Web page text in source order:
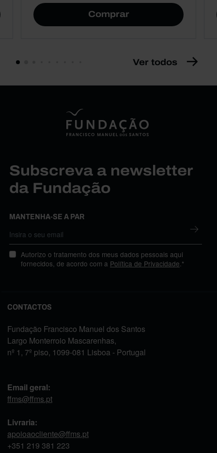
Comprar
Ver todos
Subscreva a newsletter
da Fundação
MANTENHA-SE A PAR
Autorizo o tratamento dos meus dados pessoais aqui
fornecidos, de acordo com a Política de Privacidade .*
CONTACTOS
Fundação Francisco Manuel dos Santos
Largo Monterroio Mascarenhas,
nº 1, 7º piso, 1099-081 Lisboa - Portugal
Email geral:
ffms@ffms.pt
Livraria:
apoioaocliente@ffms.pt
+351 219 381 223